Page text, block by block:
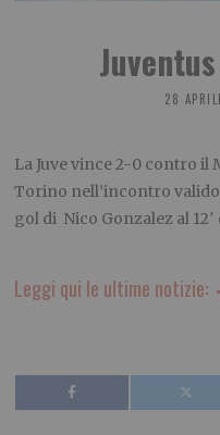
28
La Juve vince 2-0 contro il
Torino nell’incontro
gol di Nico Gonzalez al 12′
Leggi qui le ultime notizie: